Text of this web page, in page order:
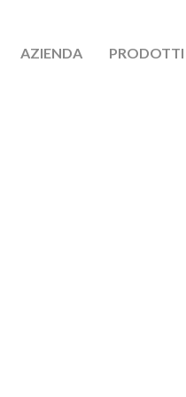
AZIENDA PRODOTTI